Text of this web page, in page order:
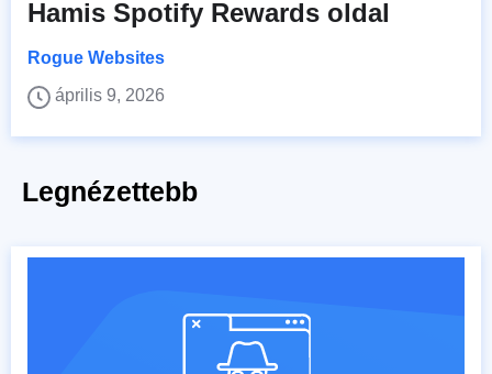
Hamis Spotify Rewards oldal
Rogue Websites
április 9, 2026
Legnézettebb